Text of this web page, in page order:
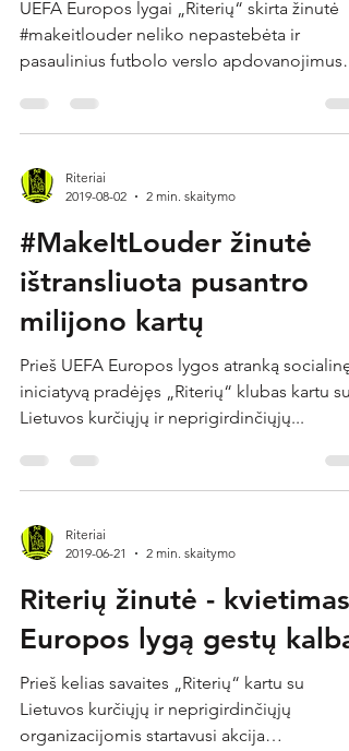
UEFA Europos lygai „Riterių“ skirta žinutė
#makeitlouder neliko nepastebėta ir
pasaulinius futbolo verslo apdovanojimus
Riteriai
2019-08-02
2 min. skaitymo
#MakeItLouder žinutė
ištransliuota pusantro
milijono kartų
Prieš UEFA Europos lygos atranką socialinę
iniciatyvą pradėjęs „Riterių“ klubas kartu su
Lietuvos kurčiųjų ir neprigirdinčiųjų...
Riteriai
2019-06-21
2 min. skaitymo
Riterių žinutė - kvietimas į
Europos lygą gestų kalba
Prieš kelias savaites „Riterių“ kartu su
Lietuvos kurčiųjų ir neprigirdinčiųjų
organizacijomis startavusi akcija